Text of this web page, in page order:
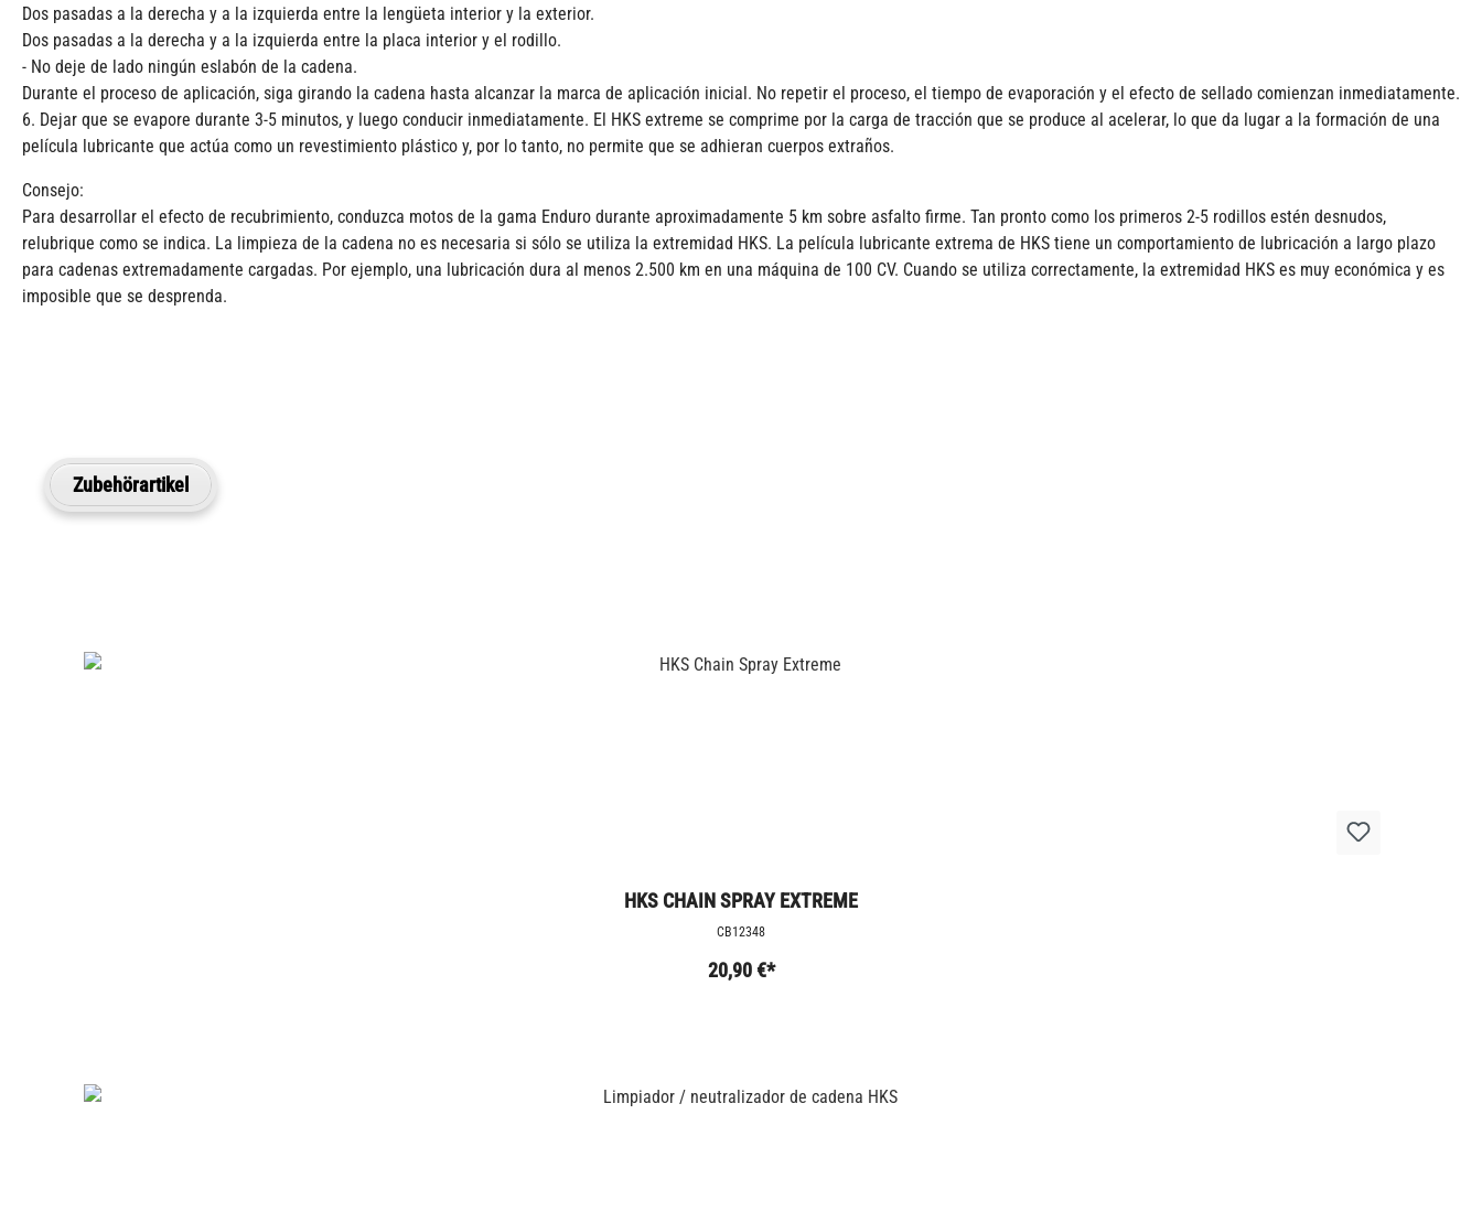
Dos pasadas a la derecha y a la izquierda entre la lengüeta interior y la exterior.
Dos pasadas a la derecha y a la izquierda entre la placa interior y el rodillo.
- No deje de lado ningún eslabón de la cadena.
Durante el proceso de aplicación, siga girando la cadena hasta alcanzar la marca de aplicación inicial. No repetir el proceso, el tiempo de evaporación y el efecto de sellado comienzan inmediatamente.
6. Dejar que se evapore durante 3-5 minutos, y luego conducir inmediatamente. El HKS extreme se comprime por la carga de tracción que se produce al acelerar, lo que da lugar a la formación de una
película lubricante que actúa como un revestimiento plástico y, por lo tanto, no permite que se adhieran cuerpos extraños.
Consejo:
Para desarrollar el efecto de recubrimiento, conduzca motos de la gama Enduro durante aproximadamente 5 km sobre asfalto firme. Tan pronto como los primeros 2-5 rodillos estén desnudos,
relubrique como se indica. La limpieza de la cadena no es necesaria si sólo se utiliza la extremidad HKS. La película lubricante extrema de HKS tiene un comportamiento de lubricación a largo plazo
para cadenas extremadamente cargadas. Por ejemplo, una lubricación dura al menos 2.500 km en una máquina de 100 CV. Cuando se utiliza correctamente, la extremidad HKS es muy económica y es
imposible que se desprenda.
Zubehörartikel
HKS CHAIN SPRAY EXTREME
CB12348
20,90 €*